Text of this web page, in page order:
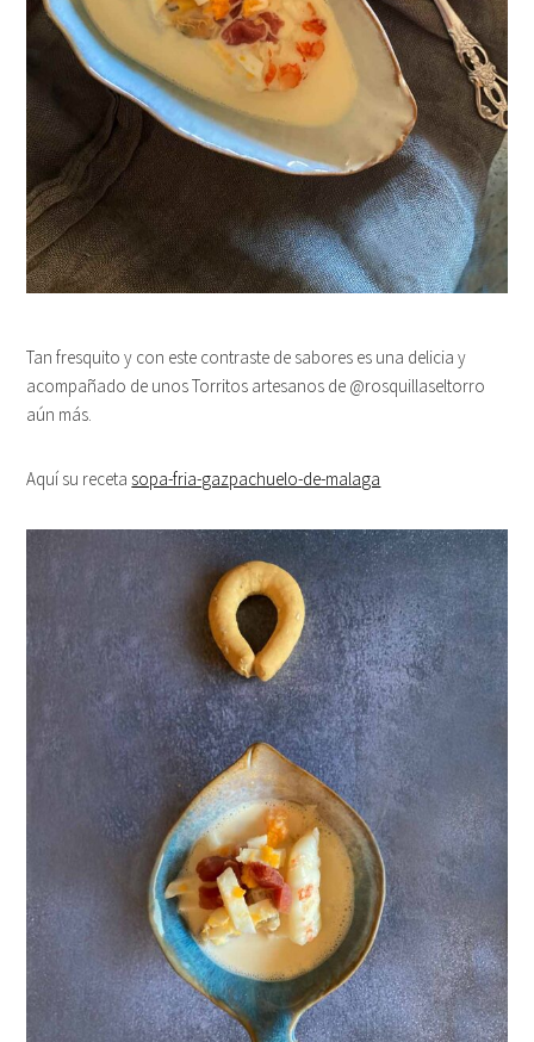
Tan fresquito y con este contraste de sabores es una delicia y
acompañado de unos Torritos artesanos de @rosquillaseltorro
aún más.
Aquí su receta sopa-fria-gazpachuelo-de-malaga